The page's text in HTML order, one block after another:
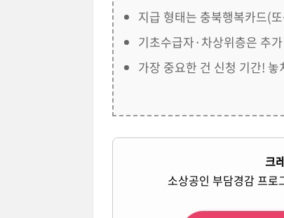
지급 형태는 충북행복카드(
기초수급자·차상위층은 추
가장 중요한 건 신청 기간!
크
소상공인 부담경감 프